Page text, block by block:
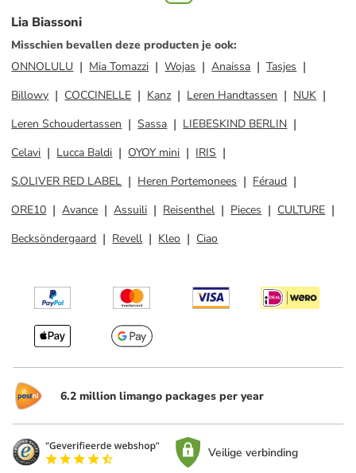
Lia Biassoni
Misschien bevallen deze producten je ook:
ONNOLULU
Mia Tomazzi Wojas Anaissa
Tasjes
Billowy
COCCINELLE Kanz Leren Handtassen
NUK
Leren Schoudertassen
Sassa
LIEBESKIND BERLIN
Celavi
Lucca Baldi OYOY mini
IRIS
S.OLIVER RED LABEL
Heren Portemonees
Féraud
ORE10
Avance Assuili Reisenthel Pieces
CULTURE
Becksöndergaard
Revell Kleo Ciao
6.2 million limango packages per year
Veilige verbinding